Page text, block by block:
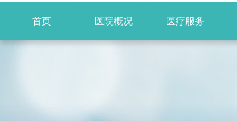
首页 医院概况 医疗服务